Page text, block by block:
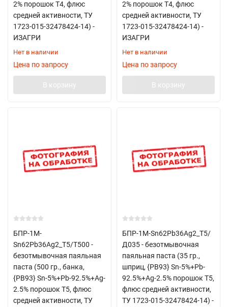
2% порошок Т4, флюс
средней активности, ТУ
1723-015-32478424-14) -
ИЗАГРИ
Нет в наличии
Цена по запросу
В корзину
2% порошок Т4, флюс
средней активности, ТУ
1723-015-32478424-14) -
ИЗАГРИ
Нет в наличии
Цена по запросу
В корзину
БПР-1М-
Sn62Pb36Ag2_Т5/T500 -
безотмывочная паяльная
паста (500 гр., банка,
{PB93} Sn-5%+Pb-92.5%+Ag-
2.5% порошок Т5, флюс
средней активности, ТУ
БПР-1М-Sn62Pb36Ag2_Т5/
Д035 - безотмывочная
паяльная паста (35 гр.,
шприц, {PB93} Sn-5%+Pb-
92.5%+Ag-2.5% порошок Т5,
флюс средней активности,
ТУ 1723-015-32478424-14) -